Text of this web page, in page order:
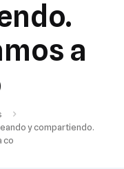
a
y compartiendo.
co